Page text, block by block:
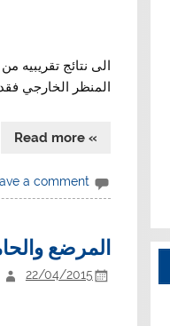
الى نتائج تقريبيه
المنظر الخارجي
» Read more
a comment
المرضع
22/04/2015